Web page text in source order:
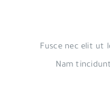
Fusce nec elit ut
Nam